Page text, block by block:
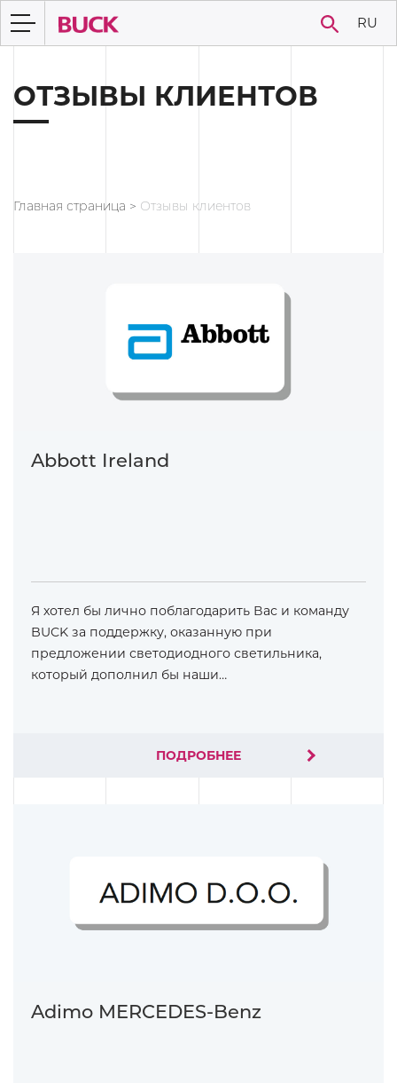
RU
ОТЗЫВЫ КЛИЕНТОВ
Главная страница > Отзывы клиентов
Abbott Ireland
Я хотел бы лично поблагодарить Вас и команду
BUCK за поддержку, оказанную при
предложении светодиодного светильника,
который дополнил бы наши…
ПОДРОБНЕЕ
Adimo MERCEDES-Benz